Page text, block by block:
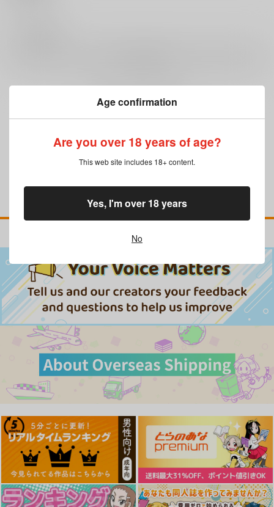
まだレビューはありません
Age confirmation
Are you over 18 years of age?
This web site includes 18+ content.
No
Yes, I'm over 18 years